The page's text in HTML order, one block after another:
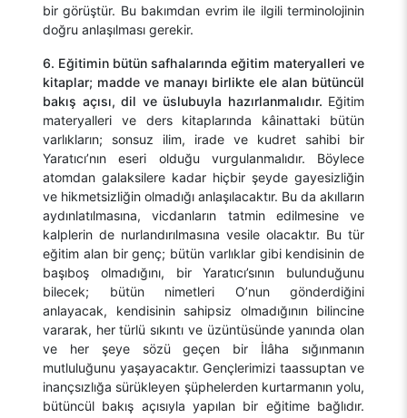
bir görüştür. Bu bakımdan evrim ile ilgili terminolojinin
doğru anlaşılması gerekir.
6. Eğitimin bütün safhalarında eğitim materyalleri ve
kitaplar; madde ve manayı birlikte ele alan bütüncül
bakış açısı, dil ve üslubuyla hazırlanmalıdır. Eğitim
materyalleri ve ders kitaplarında kâinattaki bütün
varlıkların; sonsuz ilim, irade ve kudret sahibi bir
Yaratıcı’nın eseri olduğu vurgulanmalıdır. Böylece
atomdan galaksilere kadar hiçbir şeyde gayesizliğin
ve hikmetsizliğin olmadığı anlaşılacaktır. Bu da akılların
aydınlatılmasına, vicdanların tatmin edilmesine ve
kalplerin de nurlandırılmasına vesile olacaktır. Bu tür
eğitim alan bir genç; bütün varlıklar gibi kendisinin de
başıboş olmadığını, bir Yaratıcı’sının bulunduğunu
bilecek; bütün nimetleri O’nun gönderdiğini
anlayacak, kendisinin sahipsiz olmadığının bilincine
vararak, her türlü sıkıntı ve üzüntüsünde yanında olan
ve her şeye sözü geçen bir İlâha sığınmanın
mutluluğunu yaşayacaktır. Gençlerimizi taassuptan ve
inançsızlığa sürükleyen şüphelerden kurtarmanın yolu,
bütüncül bakış açısıyla yapılan bir eğitime bağlıdır.